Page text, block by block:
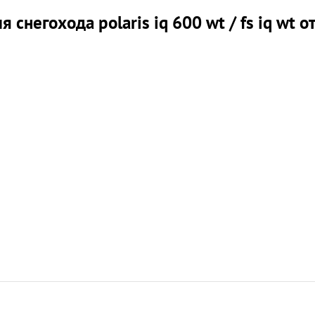
снегохода polaris iq 600 wt / fs iq wt